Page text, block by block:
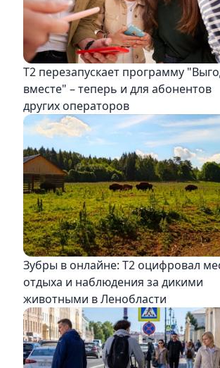
Т2 перезапускает программу
вместе" – теперь и для абонентов
других операторов
Зубры в онлайне: Т2 оцифровал
отдыха и наблюдения за дикими
животными в Ленобласти